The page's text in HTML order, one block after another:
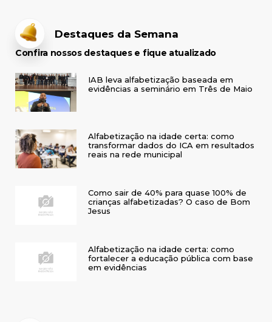
Destaques da Semana
Confira nossos destaques e fique atualizado
IAB leva alfabetização baseada em
evidências a seminário em Três de Maio
Alfabetização na idade certa: como
transformar dados do ICA em resultados
reais na rede municipal
Como sair de 40% para quase 100% de
crianças alfabetizadas? O caso de Bom
Jesus
Alfabetização na idade certa: como
fortalecer a educação pública com base
em evidências